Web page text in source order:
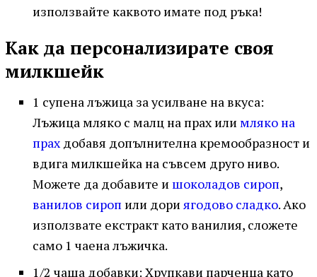
използвайте каквото имате под ръка!
Как да персонализирате своя
милкшейк
1 супена лъжица за усилване на вкуса:
Лъжица мляко с малц на прах или мляко на
прахдобавя допълнителна кремообразност и
вдига милкшейка на съвсем друго ниво.
Можете да добавите ишоколадов сироп,
ванилов сиропили дори ягодово сладко. Ако
използвате екстракт като ванилия, сложете
само 1 чаена лъжичка.
1/2 чаша добавки: Хрупкави парченца като